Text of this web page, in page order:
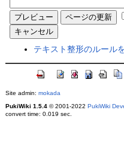
テキスト整形のルール
Site admin: mokada
PukiWiki 1.5.4© 2001-2022 PukiWiki
convert time: 0.019 sec.